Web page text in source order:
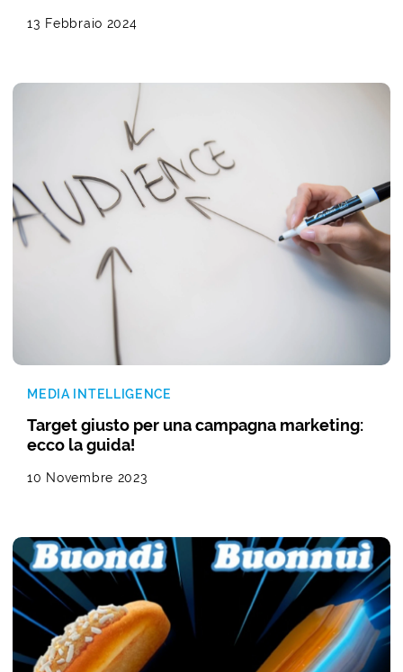
13 Febbraio 2024
MEDIA INTELLIGENCE
Target giusto per una campagna marketing:
ecco la guida!
10 Novembre 2023